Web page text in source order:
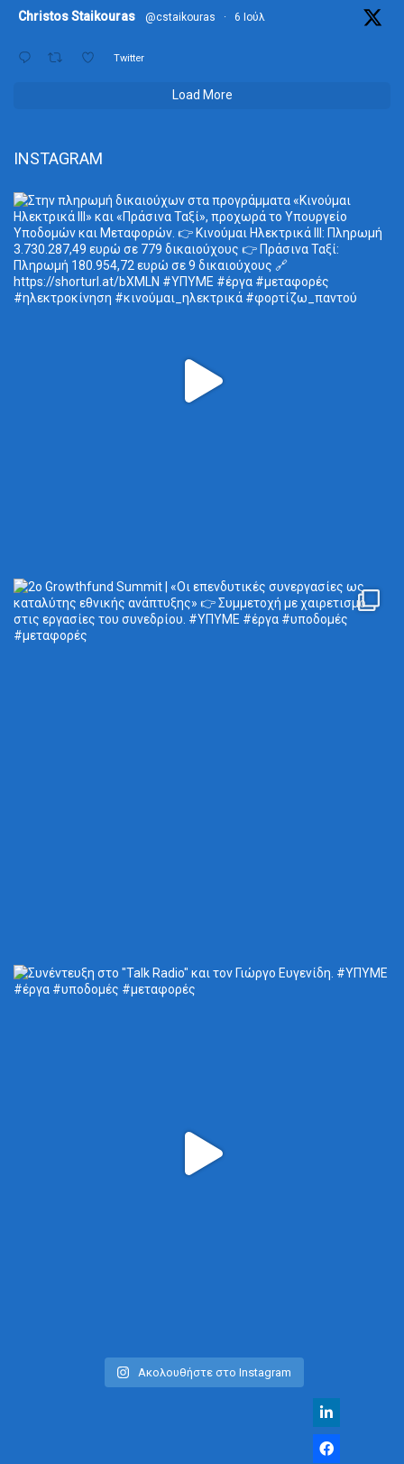
Christos Staikouras @cstaikouras · 6 Ιούλ
Twitter
Load More
INSTAGRAM
Ακολουθήστε στο Instagram